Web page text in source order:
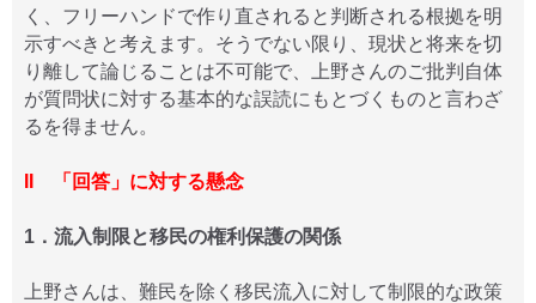
く、フリーハンドで作り直されると判断される根拠を明
示すべきと考えます。そうでない限り、現状と将来を切
り離して論じることは不可能で、上野さんのご批判自体
が質問状に対する基本的な誤読にもとづくものと言わざ
るを得ません。
II 「回答」に対する懸念
1．流入制限と移民の権利保護の関係
上野さんは、難民を除く移民流入に対して制限的な政策